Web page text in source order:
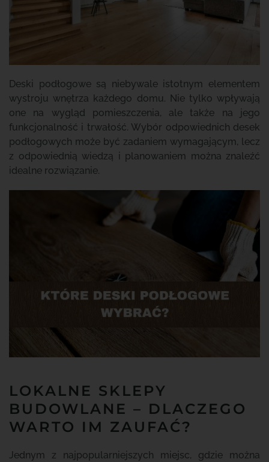
Deski podłogowe są niebywale istotnym elementem
wystroju wnętrza każdego domu. Nie tylko wpływają
one na wygląd pomieszczenia, ale także na jego
funkcjonalność i trwałość. Wybór odpowiednich desek
podłogowych może być zadaniem wymagającym, lecz
z odpowiednią wiedzą i planowaniem można znaleźć
idealne rozwiązanie.
LOKALNE SKLEPY
BUDOWLANE – DLACZEGO
WARTO IM ZAUFAĆ?
Jednym z najpopularniejszych miejsc, gdzie można